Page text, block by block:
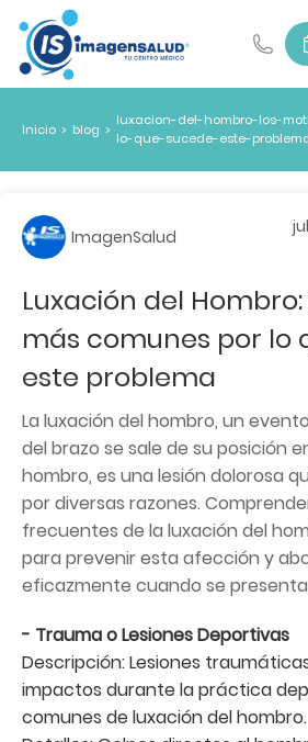
Inicio > blog >
luxacion-del-hombro-los-
lo-que-sucede-este-
ImagenSalud
Luxación del
más comunes por lo
este problema
La luxación del hombro, un
del brazo se sale de su posición
hombro, es una lesión dolorosa
por diversas razones.
frecuentes de la luxación del
para prevenir esta afección y
eficazmente cuando se
- Trauma o Lesiones Deportivas
Descripción: Lesiones
impactos durante la práctica
comunes de luxación del hombro.